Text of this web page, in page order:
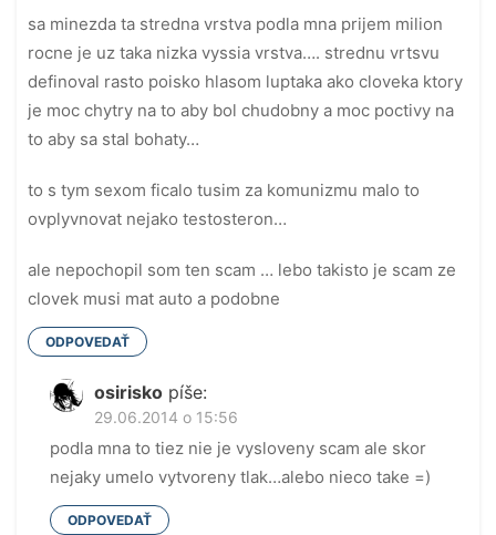
sa minezda ta stredna vrstva podla mna prijem milion
rocne je uz taka nizka vyssia vrstva…. strednu vrtsvu
definoval rasto poisko hlasom luptaka ako cloveka ktory
je moc chytry na to aby bol chudobny a moc poctivy na
to aby sa stal bohaty…
to s tym sexom ficalo tusim za komunizmu malo to
ovplyvnovat nejako testosteron…
ale nepochopil som ten scam … lebo takisto je scam ze
clovek musi mat auto a podobne
ODPOVEDAŤ
osirisko píše:
29.06.2014 o 15:56
podla mna to tiez nie je vysloveny scam ale skor
nejaky umelo vytvoreny tlak…alebo nieco take =)
ODPOVEDAŤ